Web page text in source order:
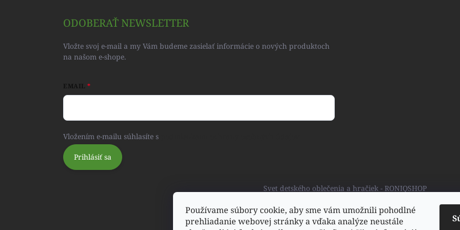
Používame súbory cookie, aby sme vám umožnili pohodlné
prehliadanie webovej stránky a vďaka analýze neustále
ODOBERAŤ NEWSLETTER
Vložte svoj e-mail a my Vám budeme zasielať informácie o nových produktoch
na našom e-shope.
EMAIL
Vložením e-mailu súhlasíte s
Prihlásiť sa
Svet detského oblečenia a hračiek - RONIQSHOP